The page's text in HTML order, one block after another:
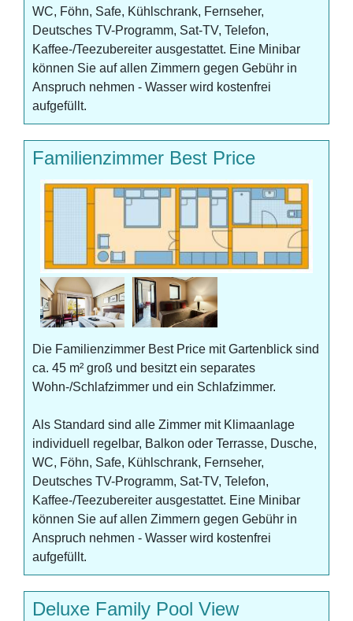
WC, Föhn, Safe, Kühlschrank, Fernseher,
Deutsches TV-Programm, Sat-TV, Telefon,
Kaffee-/Teezubereiter ausgestattet. Eine Minibar
können Sie auf allen Zimmern gegen Gebühr in
Anspruch nehmen - Wasser wird kostenfrei
aufgefüllt.
Familienzimmer Best Price
Die Familienzimmer Best Price mit Gartenblick sind
ca. 45 m² groß und besitzt ein separates
Wohn-/Schlafzimmer und ein Schlafzimmer.
Als Standard sind alle Zimmer mit Klimaanlage
individuell regelbar, Balkon oder Terrasse, Dusche,
WC, Föhn, Safe, Kühlschrank, Fernseher,
Deutsches TV-Programm, Sat-TV, Telefon,
Kaffee-/Teezubereiter ausgestattet. Eine Minibar
können Sie auf allen Zimmern gegen Gebühr in
Anspruch nehmen - Wasser wird kostenfrei
aufgefüllt.
Deluxe Family Pool View